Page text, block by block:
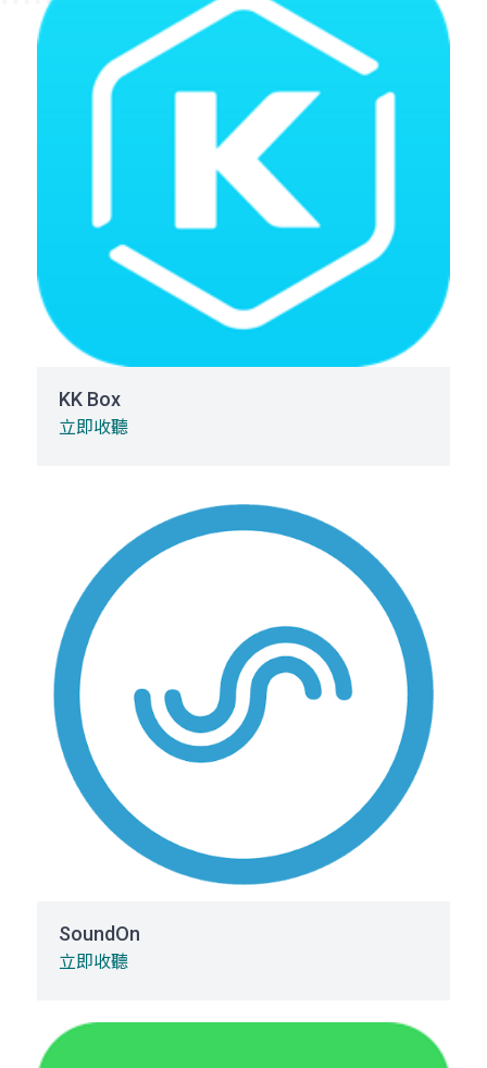
KK Box
立即收聽
SoundOn
立即收聽